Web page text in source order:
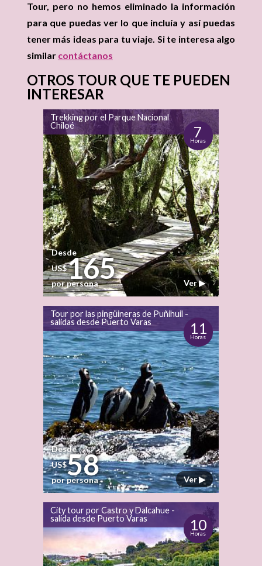
Tour, pero no hemos eliminado la información
para que puedas ver lo que incluía y así puedas
tener más ideas para tu viaje. Si te interesa algo
similar contáctanos
OTROS TOUR QUE TE PUEDEN
INTERESAR
Trekking por el Parque Nacional
Chiloé
7
Horas
Ver ▶
Desde
US$165
por persona
Tour por las pingüineras de Puñihuil -
salidas desde Puerto Varas
11
Horas
Ver ▶
Desde
US$58
por persona
City tour por Castro y Dalcahue -
salida desde Puerto Varas
10
Horas